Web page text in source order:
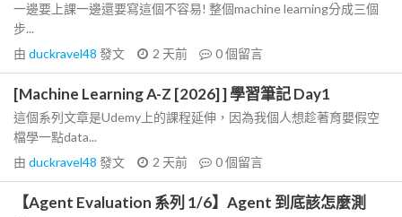
一邊要上課一邊還要寫這個不容易! 整個machine learning分成三個
步...
由 duckravel48 發文 2 天前 0個留言
[Machine Learning A-Z [2026] ] 學習筆記 Day1
這個系列文章是Udemy上的課程延伸，因為我個人想趁著育嬰假空
檔學一點data...
由 duckravel48 發文 2 天前 0個留言
【Agent Evaluation 系列 1/6】Agent 到底該怎麼測